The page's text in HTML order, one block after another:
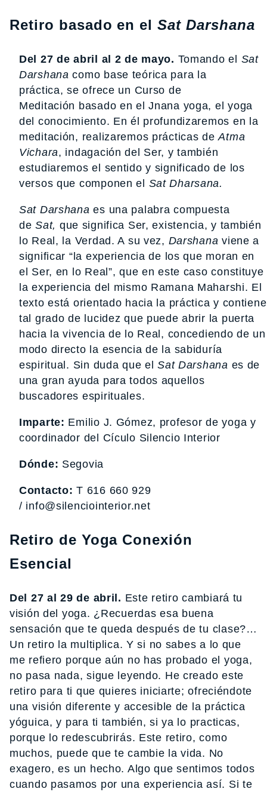
Retiro basado en elSat Darshana
Del 27 de abril al 2 de mayo. Tomando el Sat
Darshana como base teórica para la
práctica, se ofrece un Curso de
Meditación basado en el Jnana yoga, el yoga
del conocimiento. En él profundizaremos en la
meditación, realizaremos prácticas deAtma
Vichara, indagación del Ser, y también
estudiaremos el sentido y significado de los
versos que componen el Sat Dharsana.
Sat Darshana es una palabra compuesta
deSat, que significa Ser, existencia, y también
lo Real, la Verdad. A su vez, Darshana viene a
significar “la experiencia de los que moran en
el Ser, en lo Real”, que en este caso constituye
la experiencia del mismo Ramana Maharshi. El
texto está orientado hacia la práctica y contiene
tal grado de lucidez que puede abrir la puerta
hacia la vivencia de lo Real, concediendo de un
modo directo la esencia de la sabiduría
espiritual. Sin duda que elSat Darshana es de
una gran ayuda para todos aquellos
buscadores espirituales.
Imparte: Emilio J. Gómez, profesor de yoga y
coordinador del Cículo Silencio Interior
Dónde: Segovia
Contacto: T 616 660 929
/ info@silenciointerior.net
Retiro de Yoga Conexión
Esencial
Del 27 al 29 de abril. Este retiro cambiará tu
visión del yoga. ¿Recuerdas esa buena
sensación que te queda después de tu clase?…
Un retiro la multiplica. Y si no sabes a lo que
me refiero porque aún no has probado el yoga,
no pasa nada, sigue leyendo. He creado este
retiro para ti que quieres iniciarte; ofreciéndote
una visión diferente y accesible de la práctica
yóguica, y para ti también, si ya lo practicas,
porque lo redescubrirás. Este retiro, como
muchos, puede que te cambie la vida. No
exagero, es un hecho. Algo que sentimos todos
cuando pasamos por una experiencia así. Si te